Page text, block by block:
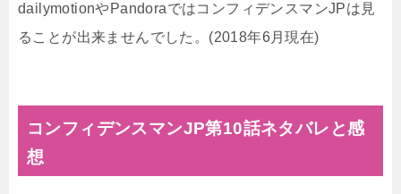
dailymotionやPandoraではコンフィデンスマンJPは見
ることが出来ませんでした。(2018年6月現在)
コンフィデンスマンJP第10話ネタバレと感
想